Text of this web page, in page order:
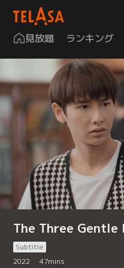
見放題 ランキング
The Three Gentle
Subtitle
2022
47mins